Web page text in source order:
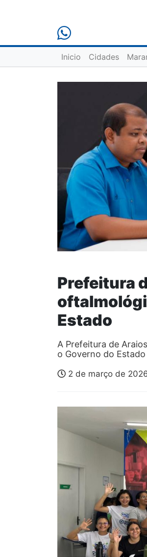
Inicio Cidades
Prefeitura
Estado
A Prefeitura de
o Governo do
2 de março de